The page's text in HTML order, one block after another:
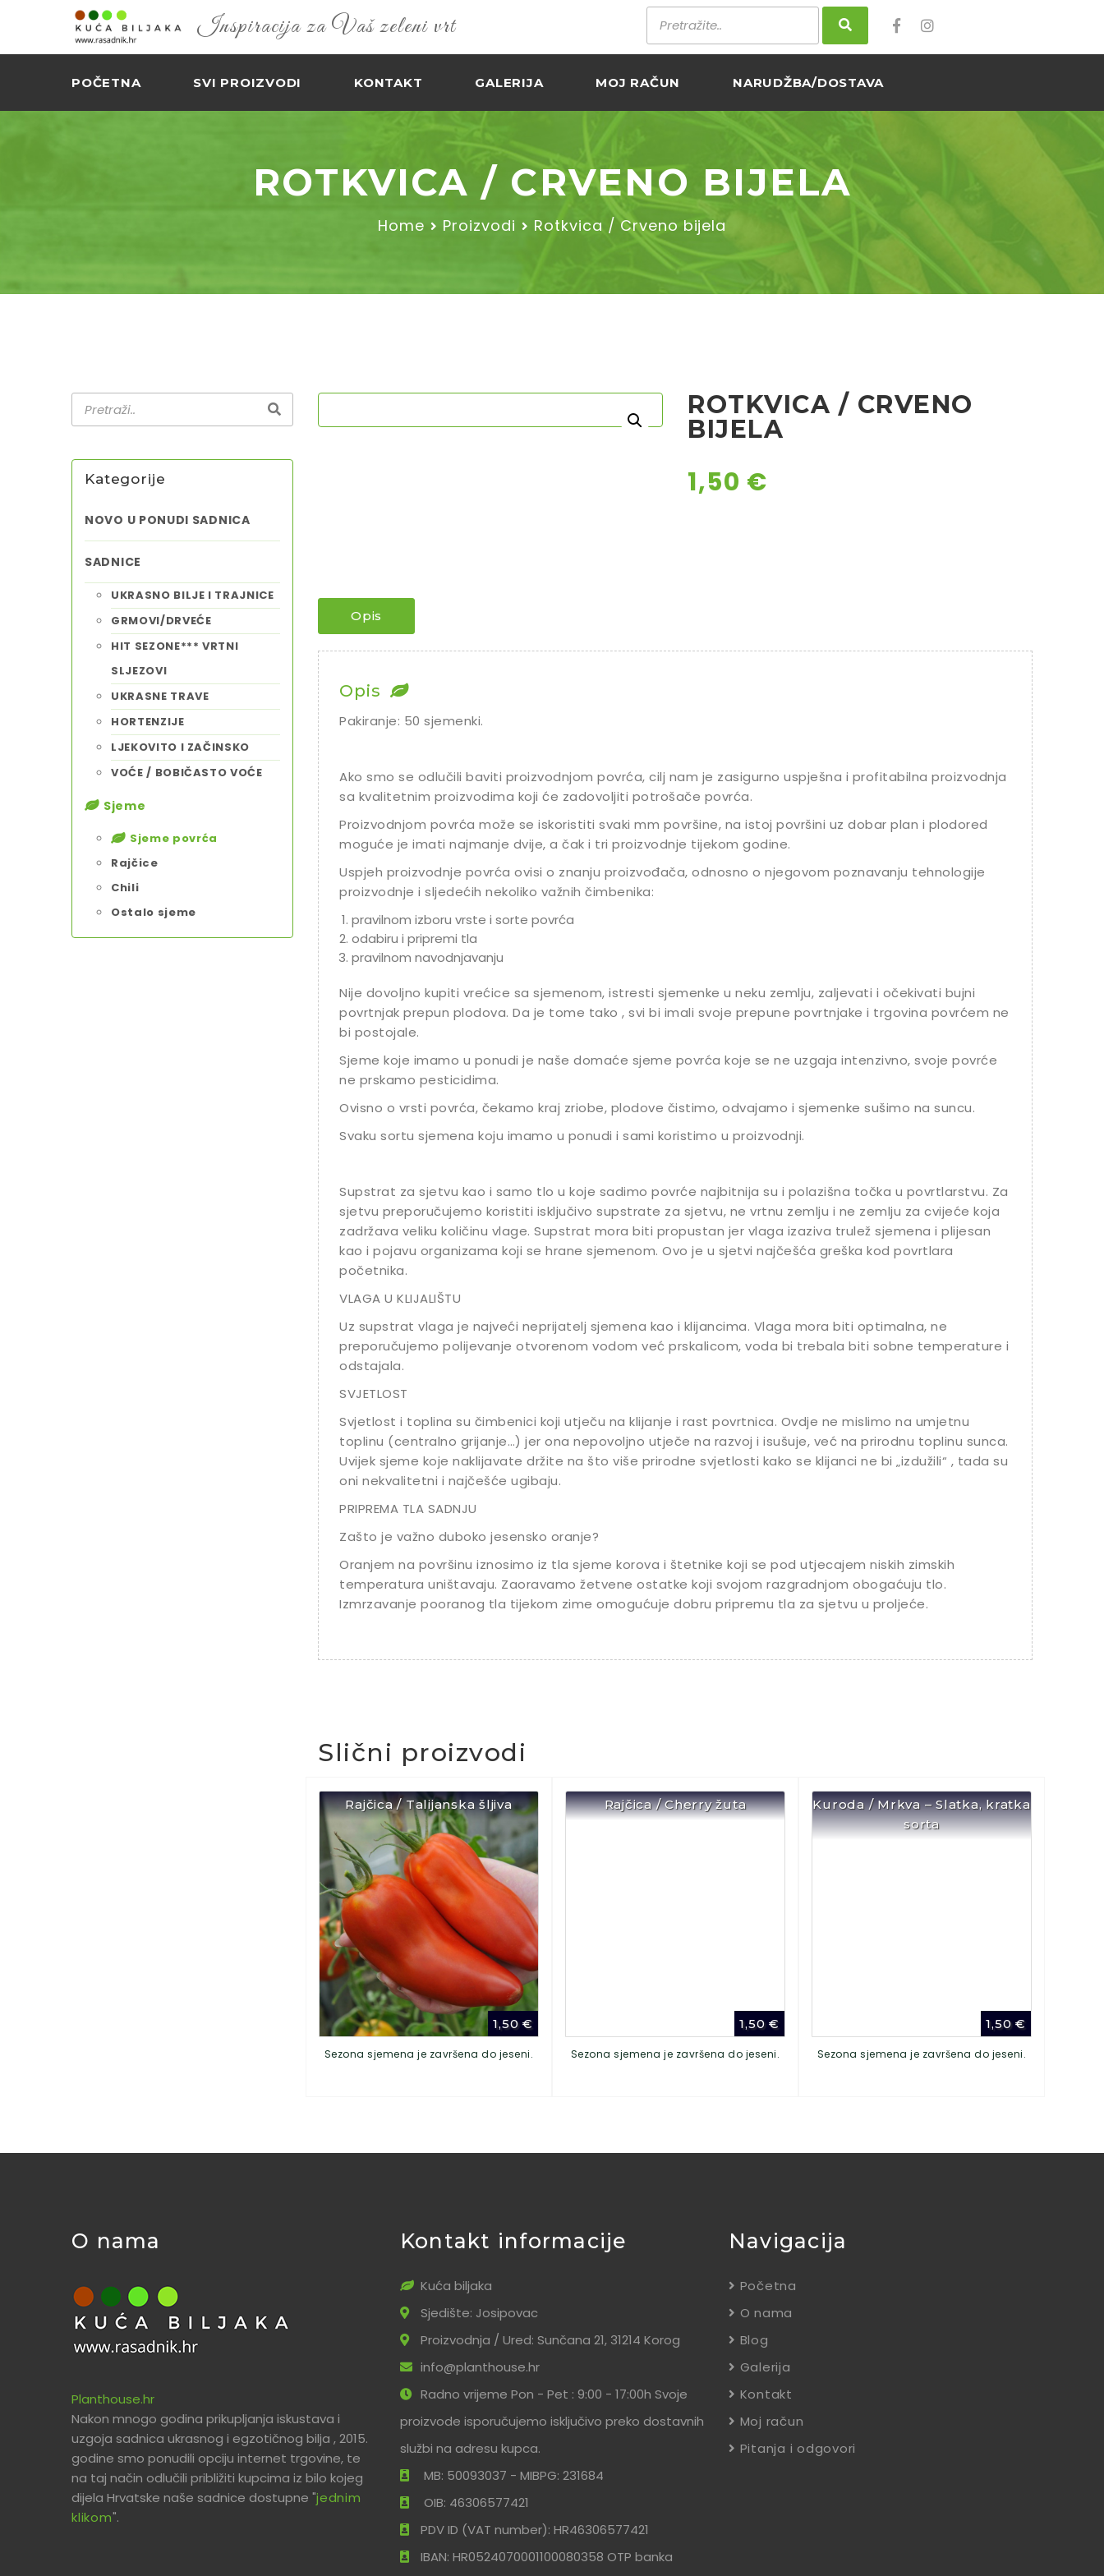
Inspiracija za Vaš zeleni vrt
POČETNA SVI PROIZVODI KONTAKT GALERIJA MOJ RAČUN NARUDŽBA/DOSTAVA
ROTKVICA / CRVENO BIJELA
Home Proizvodi Rotkvica / Crveno bijela
Kategorije
NOVO U PONUDI SADNICA
SADNICE
UKRASNO BILJE I TRAJNICE
GRMOVI/DRVEĆE
HIT SEZONE*** VRTNI
SLJEZOVI
UKRASNE TRAVE
HORTENZIJE
LJEKOVITO I ZAČINSKO
VOĆE / BOBIČASTO VOĆE
Sjeme
Sjeme povrća
Rajčice
Chili
Ostalo sjeme
ROTKVICA / CRVENO
BIJELA
1,50 €
Opis
Opis
Pakiranje: 50 sjemenki.
Ako smo se odlučili baviti proizvodnjom povrća, cilj nam je zasigurno uspješna i profitabilna proizvodnja
sa kvalitetnim proizvodima koji će zadovoljiti potrošače povrća.
Proizvodnjom povrća može se iskoristiti svaki mm površine, na istoj površini uz dobar plan i plodored
moguće je imati najmanje dvije, a čak i tri proizvodnje tijekom godine.
Uspjeh proizvodnje povrća ovisi o znanju proizvođača, odnosno o njegovom poznavanju tehnologije
proizvodnje i sljedećih nekoliko važnih čimbenika:
pravilnom izboru vrste i sorte povrća
odabiru i pripremi tla
pravilnom navodnjavanju
Nije dovoljno kupiti vrećice sa sjemenom, istresti sjemenke u neku zemlju, zaljevati i očekivati bujni
povrtnjak prepun plodova. Da je tome tako , svi bi imali svoje prepune povrtnjake i trgovina povrćem ne
bi postojale.
Sjeme koje imamo u ponudi je naše domaće sjeme povrća koje se ne uzgaja intenzivno, svoje povrće
ne prskamo pesticidima.
Ovisno o vrsti povrća, čekamo kraj zriobe, plodove čistimo, odvajamo i sjemenke sušimo na suncu.
Svaku sortu sjemena koju imamo u ponudi i sami koristimo u proizvodnji.
Supstrat za sjetvu kao i samo tlo u koje sadimo povrće najbitnija su i polazišna točka u povrtlarstvu. Za
sjetvu preporučujemo koristiti isključivo supstrate za sjetvu, ne vrtnu zemlju i ne zemlju za cvijeće koja
zadržava veliku količinu vlage. Supstrat mora biti propustan jer vlaga izaziva trulež sjemena i plijesan
kao i pojavu organizama koji se hrane sjemenom. Ovo je u sjetvi najčešća greška kod povrtlara
početnika.
VLAGA U KLIJALIŠTU
Uz supstrat vlaga je najveći neprijatelj sjemena kao i klijancima. Vlaga mora biti optimalna, ne
preporučujemo polijevanje otvorenom vodom već prskalicom, voda bi trebala biti sobne temperature i
odstajala.
SVJETLOST
Svjetlost i toplina su čimbenici koji utječu na klijanje i rast povrtnica. Ovdje ne mislimo na umjetnu
toplinu (centralno grijanje…) jer ona nepovoljno utječe na razvoj i isušuje, već na prirodnu toplinu sunca.
Uvijek sjeme koje naklijavate držite na što više prirodne svjetlosti kako se klijanci ne bi „izdužili“ , tada su
oni nekvalitetni i najčešće ugibaju.
PRIPREMA TLA SADNJU
Zašto je važno duboko jesensko oranje?
Oranjem na površinu iznosimo iz tla sjeme korova i štetnike koji se pod utjecajem niskih zimskih
temperatura uništavaju. Zaoravamo žetvene ostatke koji svojom razgradnjom obogaćuju tlo.
Izmrzavanje pooranog tla tijekom zime omogućuje dobru pripremu tla za sjetvu u proljeće.
Slični proizvodi
Rajčica / Talijanska šljiva
1,50€
Sezona sjemena je završena do jeseni.
Rajčica / Cherry žuta
1,50€
Sezona sjemena je završena do jeseni.
Kuroda / Mrkva – Slatka, kratka
sorta
1,50€
Sezona sjemena je završena do jeseni.
O nama
Planthouse.hr
Nakon mnogo godina prikupljanja iskustava i
uzgoja sadnica ukrasnog i egzotičnog bilja , 2015.
godine smo ponudili opciju internet trgovine, te
na taj način odlučili približiti kupcima iz bilo kojeg
dijela Hrvatske naše sadnice dostupne "jednim
klikom".
Kontakt informacije
Kuća biljaka
Sjedište: Josipovac
Proizvodnja / Ured: Sunčana 21, 31214 Korog
info@planthouse.hr
Radno vrijeme Pon - Pet : 9:00 - 17:00h Svoje
proizvode isporučujemo isključivo preko dostavnih
službi na adresu kupca.
MB: 50093037 - MIBPG: 231684
OIB: 46306577421
PDV ID (VAT number): HR46306577421
IBAN: HR0524070001100080358 OTP banka
Navigacija
Početna
O nama
Blog
Galerija
Kontakt
Moj račun
Pitanja i odgovori